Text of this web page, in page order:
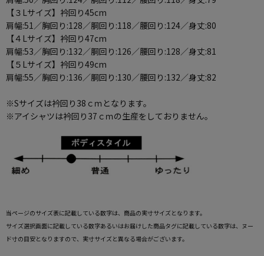
【３Lサイズ】衿回り45cm
肩幅:51／胸回り:128／胴回り:118／腰回り:124／身丈:80
【４Lサイズ】衿回り47cm
肩幅:53／胸回り:132／胴回り:126／腰回り:128／身丈:81
【５Lサイズ】衿回り49cm
肩幅:55／胸回り:136／胴回り:130／腰回り:132／身丈:82
※Sサイズは衿回り38ｃｍとなります。
※アイシャツは衿回り37ｃｍの生産をしておりません。
当ページのサイズ表に記載している数字は、商品の実寸サイズとなります。
サイズ選択画面に記載している数字あるいはお届けした商品タグに記載している数字は、ヌー
ド寸の目安となりますので、実寸サイズと異なる場合がございます。